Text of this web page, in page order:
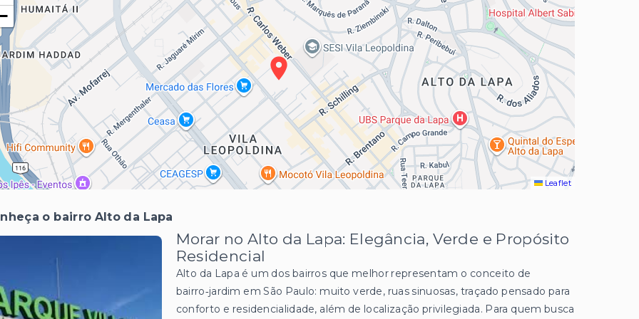
Leaflet
o bairro Alto da Lapa
Morar no Alto da Lapa: Elegância, Verde e Propósito
Residencial
Alto da Lapa é um dos bairros que melhor representam o conceito de
bairro‑jardim em São Paulo: muito verde, ruas sinuosas, traçado pensado para
conforto e residencialidade, além de localização privilegiada. Para quem busca